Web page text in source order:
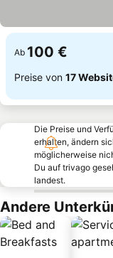
Ab 100 €
Preise von 17
Die Preise und
erhalten, ändern
möglicherweise
Du auf trivago
landest.
Andere